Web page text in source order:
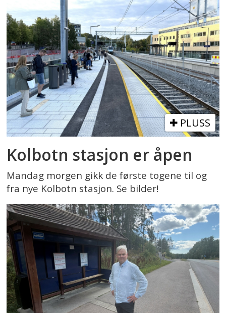
PLUSS
Kolbotn stasjon er åpen
Mandag morgen gikk de første togene til og
fra nye Kolbotn stasjon. Se bilder!